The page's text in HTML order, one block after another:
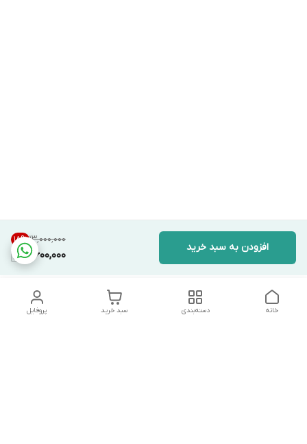
۱۳٬۰۰۰٬۰۰۰ 18%
10,600,000
افزودن به سبد خرید
پروفایل سبد خرید دسته‌بندی خانه